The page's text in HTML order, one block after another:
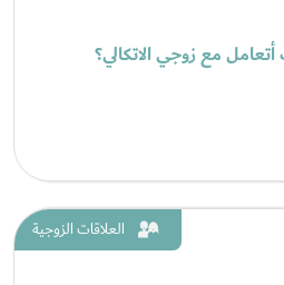
مع زوجي الاتكالي؟
العلاقات الزوجية